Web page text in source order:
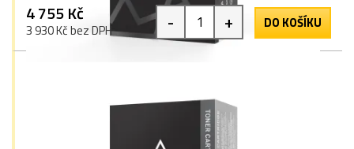
4 755 Kč
3 930 Kč bez DPH - + DO KOŠÍKU